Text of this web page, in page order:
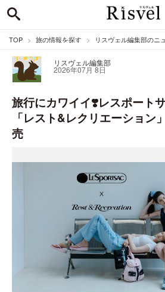
TOP 旅の情報を探す リスヴェル編集部のニ
リスヴェル編集部
2026年07月 8日
旅行にカワイイ❣️レスポート
「レスト&レクリエーション
売